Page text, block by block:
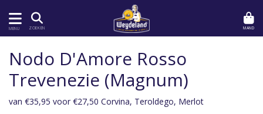
MENU ZOEKEN MAND
Nodo D'Amore Rosso
Trevenezie (Magnum)
van €35,95 voor €27,50 Corvina, Teroldego, Merlot